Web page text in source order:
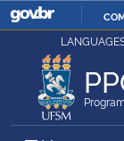
Ministério da Justiça e
Ministério da Defesa